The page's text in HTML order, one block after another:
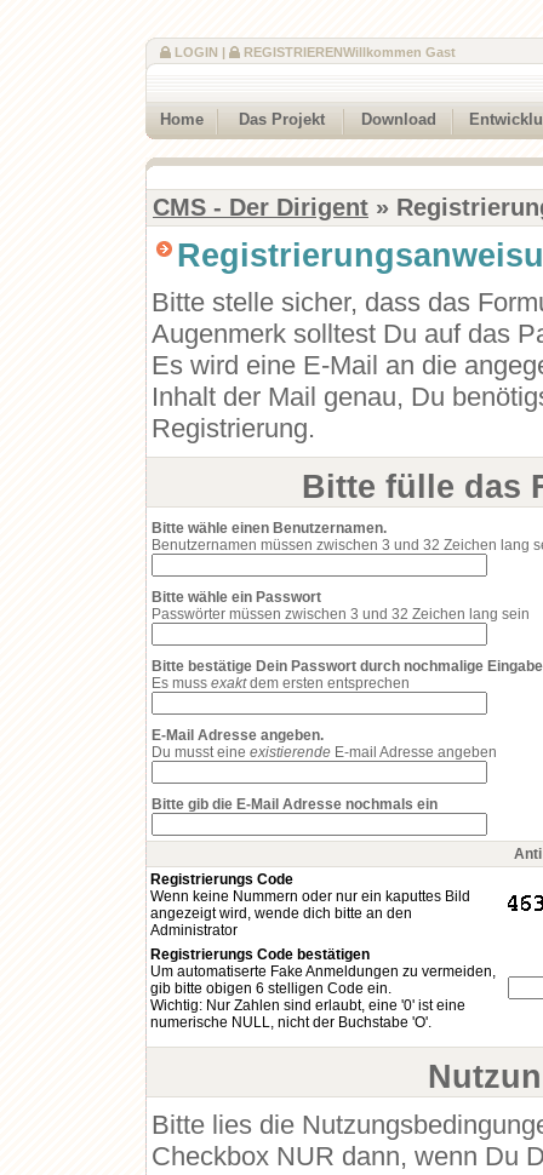
Willkommen Gast
LOGIN | REGISTRIEREN
Home Das Projekt Download
CMS - Der Dirigent »
Bitte stelle sicher, dass das
Augenmerk solltest Du auf das
Es wird eine E-Mail an die
Inhalt der Mail genau, Du
Registrierung.
Bitte fülle das
Bitte wähle einen Benutzernamen.
Benutzernamen müssen zwischen 3 und 32 Zeichen lang
Bitte wähle ein Passwort
Passwörter müssen zwischen 3 und 32 Zeichen lang sein
Bitte bestätige Dein Passwort durch nochmalige Eingabe
Es muss exaktdem ersten entsprechen
E-Mail Adresse angeben.
Du musst eine existierende E-mail Adresse angeben
Bitte gib die E-Mail Adresse nochmals ein
Registrierungs Code
Wenn keine Nummern oder nur ein kaputtes Bild
angezeigt wird, wende dich bitte an den
Administrator
Registrierungs Code bestätigen
Um automatiserte Fake Anmeldungen zu vermeiden,
gib bitte obigen 6 stelligen Code ein.
Wichtig: Nur Zahlen sind erlaubt, eine '0' ist eine
numerische NULL, nicht der Buchstabe 'O'.
Bitte lies die
Checkbox NUR dann, wenn Du